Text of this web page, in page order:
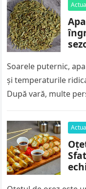
Soarele puternic,
și temperaturile
După vară, multe